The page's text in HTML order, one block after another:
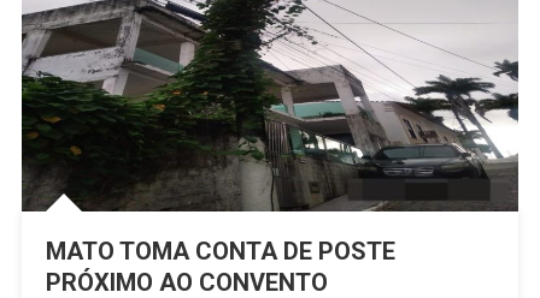
MATO TOMA CONTA DE POSTE
PRÓXIMO AO CONVENTO